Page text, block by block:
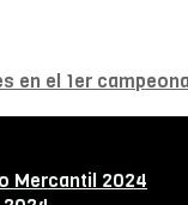
Mercantil 2024